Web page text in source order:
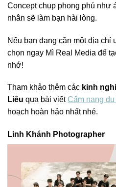
Concept chụp phong phú như
nhân sẽ làm bạn hài lòng.
Nếu bạn đang cần một địa chỉ
chọn ngay Mì Real Media để
nhớ!
Tham khảo thêm các kinh
Liêu qua bài viết Cẩm nang
hoạch hoàn hảo nhất nhé.
Linh Khánh Photographer